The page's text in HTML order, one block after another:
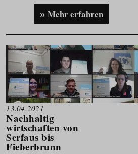
angeboten werden.Mehr erfahren
13.04.2021
Nachhaltig
wirtschaften von
Serfaus bis
Fieberbrunn